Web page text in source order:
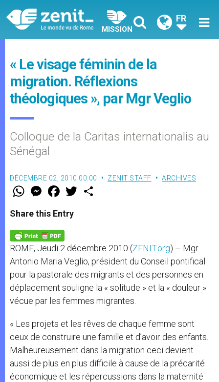
MISSION
FR
« Le visage féminin de la
migration. Réflexions
théologiques », par Mgr Veglio
Colloque de la Caritas internationalis au
Sénégal
DÉCEMBRE 02, 2010 00:00 ZENIT STAFF ARCHIVES
W
t
s
p
p
M
e
s
e
g
e
r
F
a
e
b
o
k
w
Share this Entry
ROME, Jeudi 2 décembre 2010 (ZENIT.org) – Mgr
Antonio Maria Veglio, président du Conseil pontifical
pour la pastorale des migrants et des personnes en
déplacement souligne la « solitude » et la « douleur »
vécue par les femmes migrantes.
« Les projets et les rêves de chaque femme sont
ceux de construire une famille et d’avoir des enfants.
Malheureusement dans la migration ceci devient
aussi de plus en plus difficile à cause de la précarité
économique et les répercussions dans la maternité